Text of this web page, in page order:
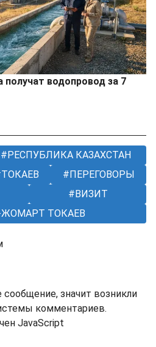
водопровод за 7
РЕСПУБЛИКА КАЗАХСТАН
ПЕРЕГОВОРЫ
ВИЗИТ
ТОКАЕВ
значит возникли
комментариев.
JavaScript